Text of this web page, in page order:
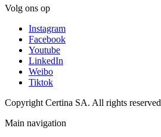
Volg ons op
Instagram
Facebook
Youtube
LinkedIn
Weibo
Tiktok
Copyright Certina SA. All rights reserved
Main navigation